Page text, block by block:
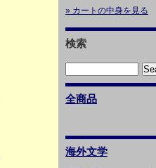
» カートの中身を見る
検索
全商品
海外文学